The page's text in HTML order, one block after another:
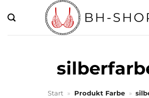
Inhalt
springen
Start » Produkt Farbe »